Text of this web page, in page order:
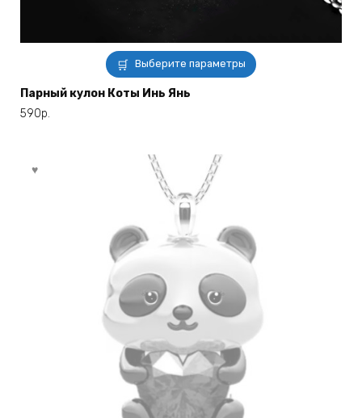
Выберите параметры
Этот
товар
имеет
можно
выбрать
на
странице
товара.
Парный кулон Коты Инь Янь
590р.